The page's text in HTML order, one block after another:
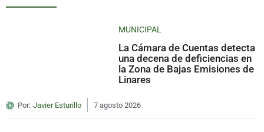
MUNICIPAL
La Cámara de Cuentas detecta
una decena de deficiencias en
la Zona de Bajas Emisiones de
Linares
Por: Javier Esturillo 7 agosto 2026